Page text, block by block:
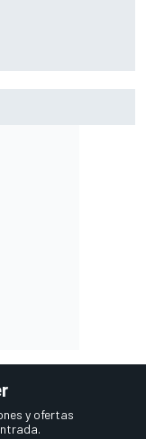
y ofertas